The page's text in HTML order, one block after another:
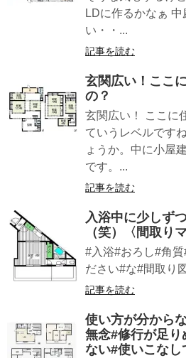
LDに作るかなぁ
い・・...
記事を読む
玄関広い！ここ
の？
玄関広い！ ここに
ていうレベルです
ょうか。中に小屋
です。...
記事を読む
入浴中に少しず
（笑）〈間取り
#入浴#おろし#角質
ださい#な#間取り図
記事を読む
使い方が分から
無念#修行が足
ない#使いこなし